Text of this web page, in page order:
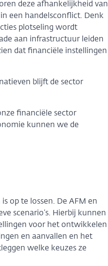
deze afhankelijkheid van
een handelsconflict. Denk
plotseling wordt
aan infrastructuur leiden
dat financiële instellingen
blijft de sector
financiële sector
kunnen we de
op te lossen. De AFM en
scenario’s. Hierbij kunnen
voor het ontwikkelen
en aanvallen en het
welke keuzes ze